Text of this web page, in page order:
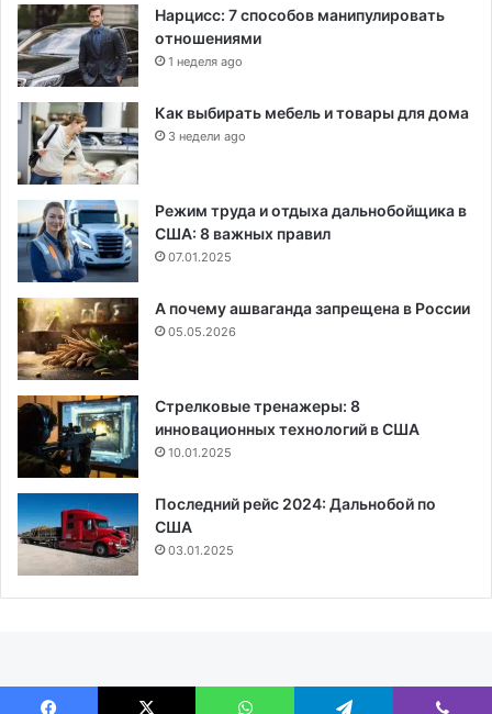
Нарцисс: 7 способов манипулировать
отношениями
1 неделя ago
Как выбирать мебель и товары для дома
3 недели ago
Режим труда и отдыха дальнобойщика в
США: 8 важных правил
07.01.2025
А почему ашваганда запрещена в России
05.05.2026
Стрелковые тренажеры: 8
инновационных технологий в США
10.01.2025
Последний рейс 2024: Дальнобой по
США
03.01.2025